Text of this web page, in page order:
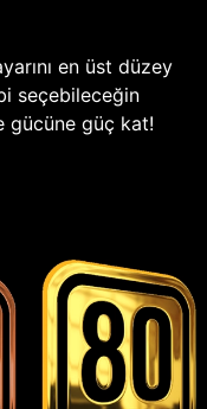
en üst düzey
seçebileceğin
gücüne güç kat!